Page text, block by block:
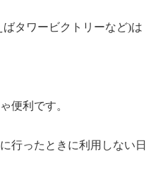
ばタワービクトリーなど)は
ゃ便利です。
行ったときに利用しない日